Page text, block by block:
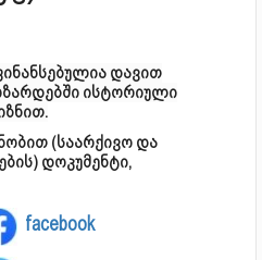
დავით
ისტორიული
(საარქივო და
დოკუმენტი,
facebook